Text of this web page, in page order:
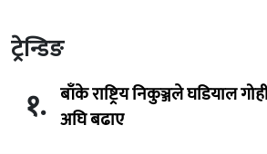
ट्रेन्डिङ
१. बाँके राष्ट्रिय निकुञ्जले घडियाल
अघि बढाए